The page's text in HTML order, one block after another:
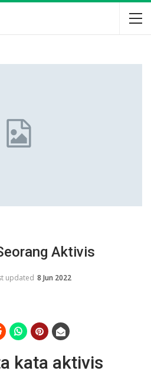
Aktivis
updated 8 Jun 2022
kata aktivis